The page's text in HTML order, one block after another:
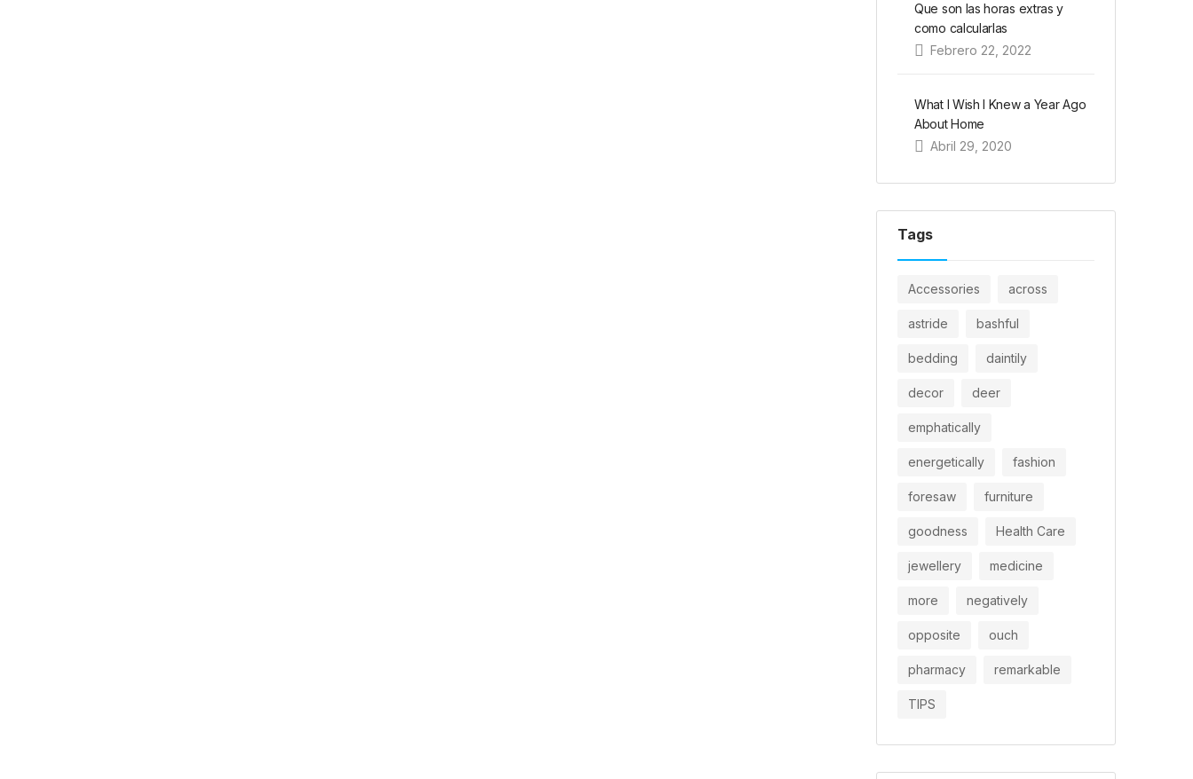
Que son las horas extras y
como calcularlas
Febrero 22, 2022
What I Wish I Knew a Year Ago
About Home
Abril 29, 2020
Tags
Accessories across
astride bashful
bedding daintily
decor deer
emphatically
energetically fashion
foresaw furniture
goodness Health Care
jewellery medicine
more negatively
opposite ouch
pharmacy remarkable
TIPS